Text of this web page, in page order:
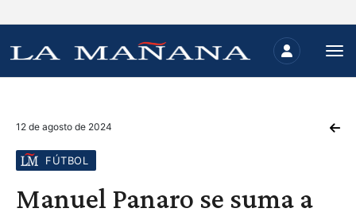
12 de agosto de 2024
FÚTBOL
Manuel Panaro se suma a